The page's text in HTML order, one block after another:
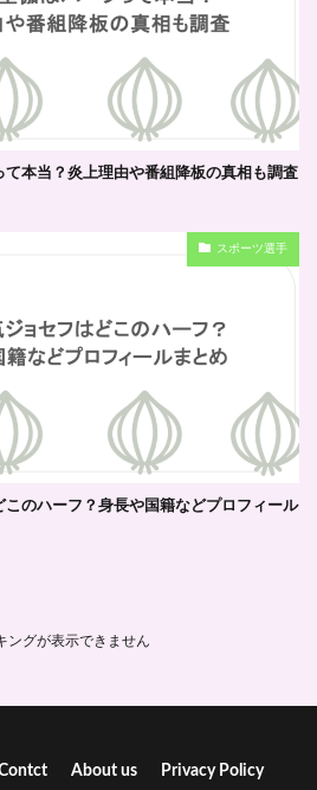
て本当？炎上理由や番組降板の真相も調査
スポーツ選手
このハーフ？身長や国籍などプロフィール
ングが表示できません
About us Privacy Policy